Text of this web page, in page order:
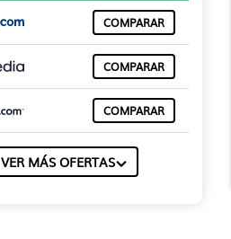
COMPARAR
COMPARAR
COMPARAR
VER MÁS OFERTAS